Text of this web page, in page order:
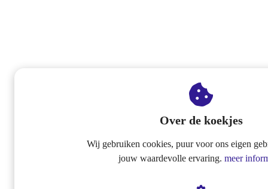
Over de koekjes
Wij gebruiken cookies, puur voor ons eigen
jouw waardevolle ervaring. meer